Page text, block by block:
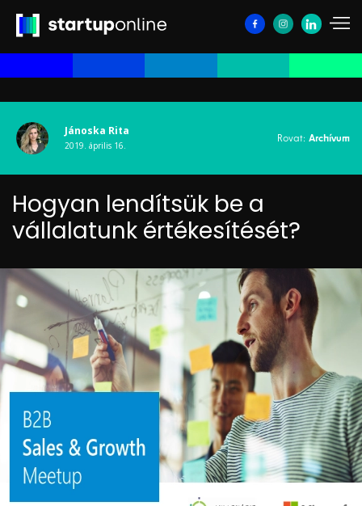
Jánoska Rita
2019. április 16.
Rovat: Archívum
Hogyan lendítsük be a
vállalatunk értékesítését?